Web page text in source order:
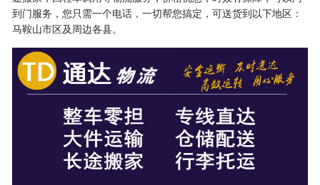
到门服务，您只需一个电话，一切帮您搞定，可送货到以下地区：
马鞍山市区及周边各县。